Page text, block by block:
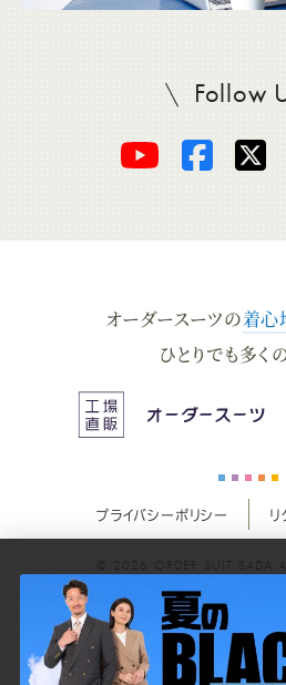
Follow
オ
ー
ス
ツ
SADA
の
オ
ー
ス
ー
ツ
の
ー
オーダースーツの着心
ひとりでも多く
プライバシーポリシー リ
© 2026 ORDER SUIT SADA